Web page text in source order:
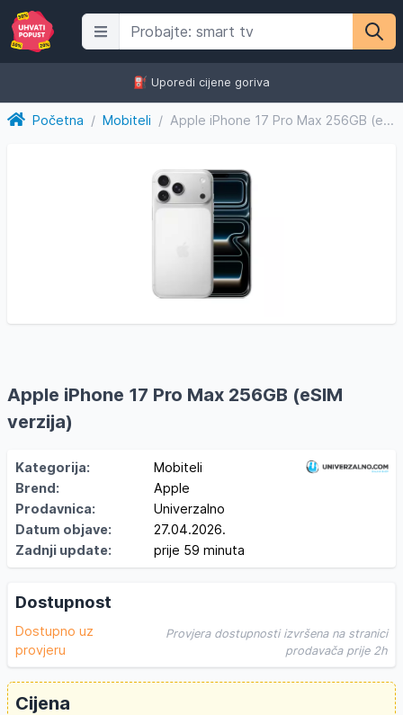
⛽️ Uporedi cijene goriva
Početna / Mobiteli / Apple iPhone 17 Pro Max 256GB (eSIM verzija)
Apple iPhone 17 Pro Max 256GB (eSIM
verzija)
Kategorija:
Mobiteli
Brend:
Apple
Prodavnica:
Univerzalno
Datum objave:
27.04.2026.
Zadnji update:
prije 59 minuta
Dostupnost
Dostupno uz
provjeru
Provjera dostupnosti izvršena na stranici
prodavača prije 2h
Cijena